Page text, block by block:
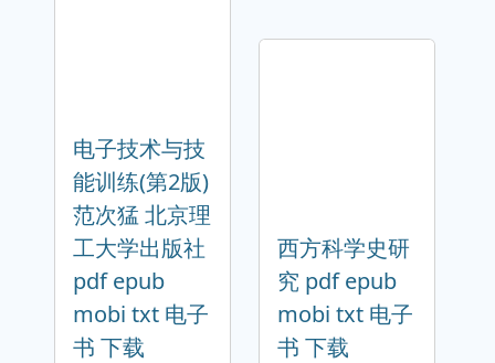
电子技术与技
能训练(第2版)
范次猛 北京理
工大学出版社
pdf epub
mobi txt 电子
书 下载
西方科学史研
究 pdf epub
mobi txt 电子
书 下载